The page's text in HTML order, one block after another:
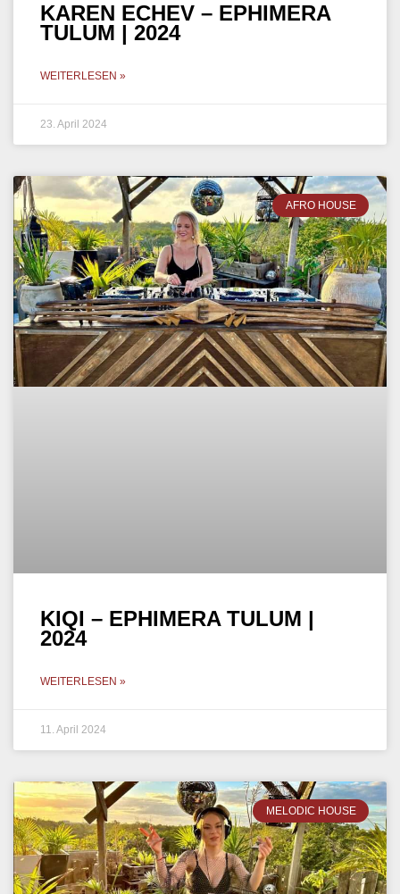
KAREN ECHEV – EPHIMERA
TULUM | 2024
WEITERLESEN »
23. April 2024
AFRO HOUSE
KIQI – EPHIMERA TULUM |
2024
WEITERLESEN »
11. April 2024
MELODIC HOUSE